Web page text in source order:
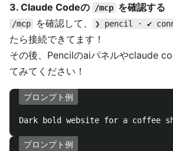
3. Claude Codeの /mcp を確認する
/mcp を確認して、 ❯ pencil · ✔
たら接続できてます！
その後、Pencilのaiパネルやclaude
てみてください！
プロンプト例
プロンプト例